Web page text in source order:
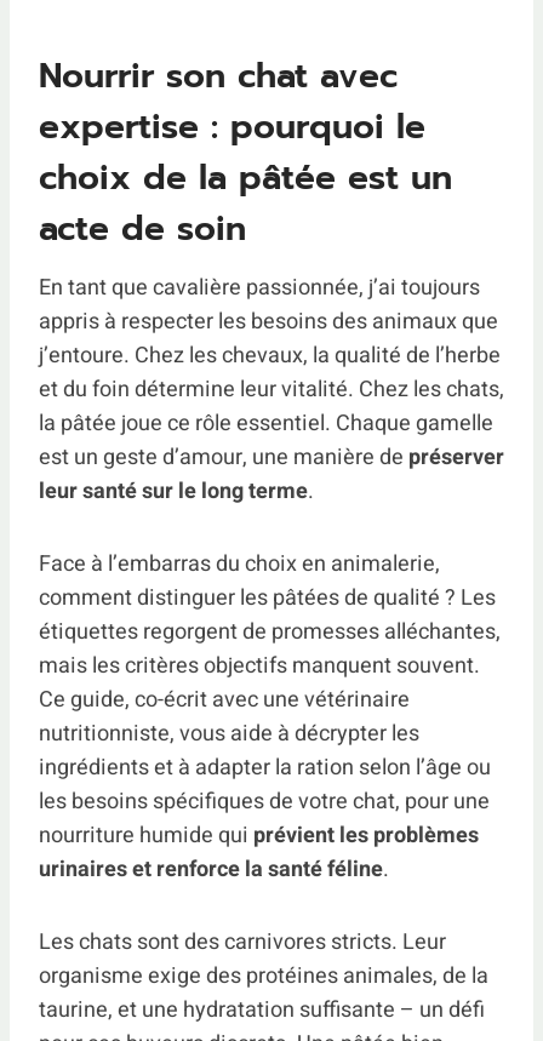
Nourrir son chat avec
expertise : pourquoi le
choix de la pâtée est un
acte de soin
En tant que cavalière passionnée, j’ai toujours
appris à respecter les besoins des animaux que
j’entoure. Chez les chevaux, la qualité de l’herbe
et du foin détermine leur vitalité. Chez les chats,
la pâtée joue ce rôle essentiel. Chaque gamelle
est un geste d’amour, une manière de préserver
leur santé sur le long terme.
Face à l’embarras du choix en animalerie,
comment distinguer les pâtées de qualité ? Les
étiquettes regorgent de promesses alléchantes,
mais les critères objectifs manquent souvent.
Ce guide, co-écrit avec une vétérinaire
nutritionniste, vous aide à décrypter les
ingrédients et à adapter la ration selon l’âge ou
les besoins spécifiques de votre chat, pour une
nourriture humide qui prévient les problèmes
urinaires et renforce la santé féline.
Les chats sont des carnivores stricts. Leur
organisme exige des protéines animales, de la
taurine, et une hydratation suffisante – un défi